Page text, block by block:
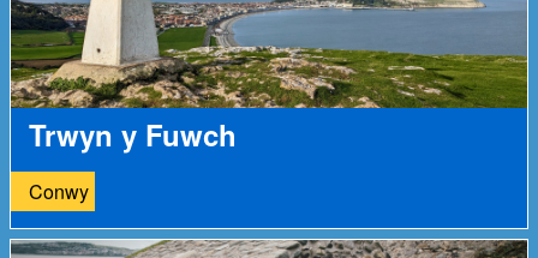
Trwyn y Fuwch
Conwy